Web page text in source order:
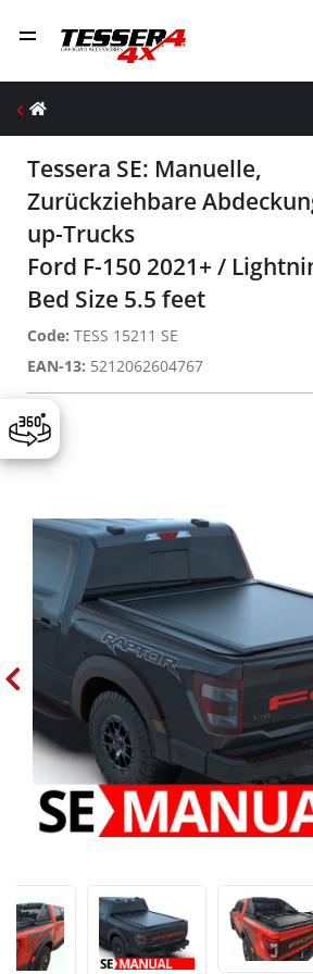
Tessera SE: Manuelle,
Zurückziehbare
up-Trucks
Ford F-150 2021+ /
Bed Size 5.5 feet
Code: TESS 15211 SE
EAN-13: 5212062604767